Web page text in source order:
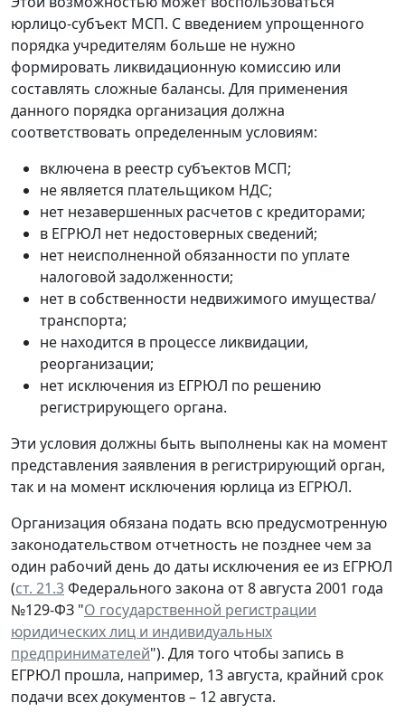
юрлицо-субъект МСП. С введением упрощенного
порядка учредителям больше не нужно
формировать ликвидационную комиссию или
составлять сложные балансы. Для применения
данного порядка организация должна
соответствовать определенным условиям:
включена в реестр субъектов МСП;
не является плательщиком НДС;
нет незавершенных расчетов с кредиторами;
в ЕГРЮЛ нет недостоверных сведений;
нет неисполненной обязанности по уплате
налоговой задолженности;
нет в собственности недвижимого имущества/
транспорта;
не находится в процессе ликвидации,
реорганизации;
нет исключения из ЕГРЮЛ по решению
регистрирующего органа.
Эти условия должны быть выполнены как на момент
представления заявления в регистрирующий орган,
так и на момент исключения юрлица из ЕГРЮЛ.
Организация обязана подать всю предусмотренную
законодательством отчетность не позднее чем за
один рабочий день до даты исключения ее из ЕГРЮЛ
(ст. 21.3Федерального закона от 8 августа 2001 года
№129-ФЗ "О государственной регистрации
юридических лиц и индивидуальных
предпринимателей"). Для того чтобы запись в
ЕГРЮЛ прошла, например, 13 августа, крайний срок
подачи всех документов – 12 августа.